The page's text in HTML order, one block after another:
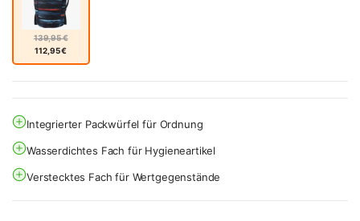
139,95 €
112,95 €
Integrierter Packwürfel für Ordnung
Wasserdichtes Fach für Hygieneartikel
Verstecktes Fach für Wertgegenstände